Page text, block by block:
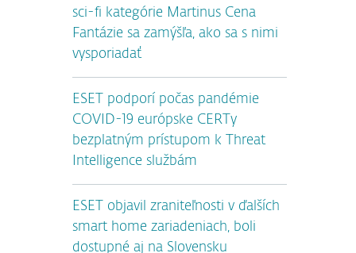
sci-fi kategórie Martinus Cena
Fantázie sa zamýšľa, ako sa s nimi
vysporiadať
ESET podporí počas pandémie
COVID-19 európske CERTy
bezplatným prístupom k Threat
Intelligence službám
ESET objavil zraniteľnosti v ďalších
smart home zariadeniach, boli
dostupné aj na Slovensku